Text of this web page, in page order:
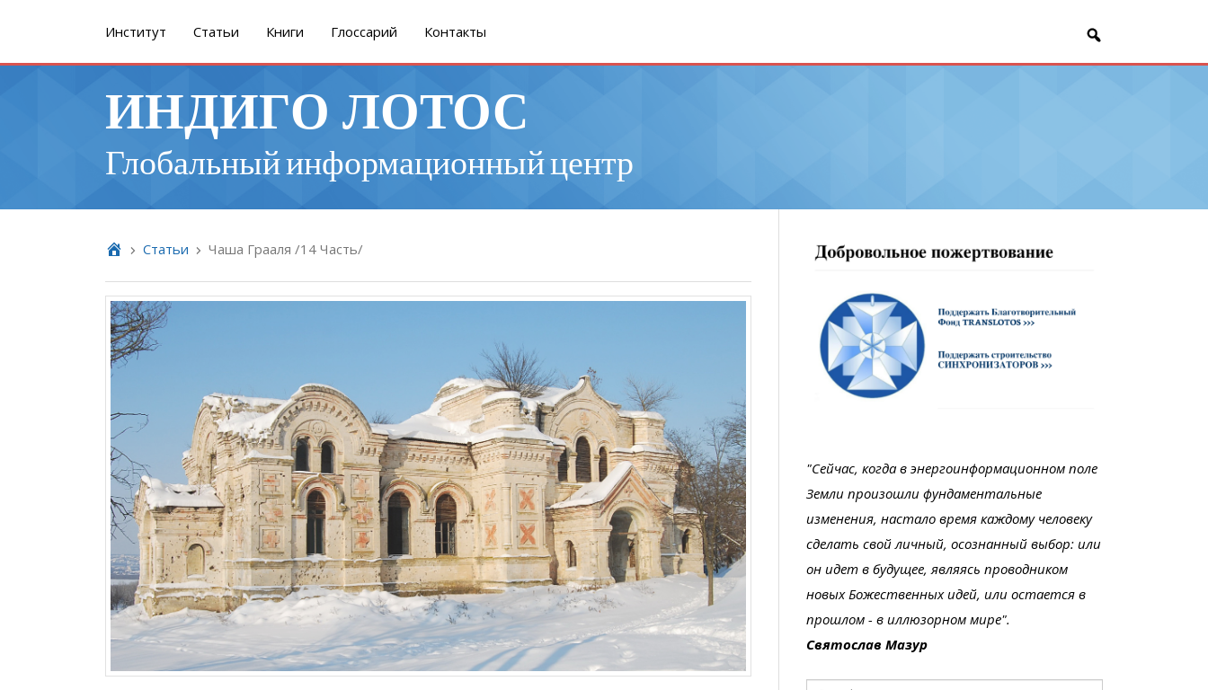
Институт Cтатьи Книги Глоссарий Контакты
ИНДИГО ЛОТОС
Глобальный информационный центр
Cтатьи Чаша Грааля /14 Часть/
"Сейчас, когда в энергоинформационном поле
Земли произошли фундаментальные
изменения, настало время каждому человеку
сделать свой личный, осознанный выбор: или
он идет в будущее, являясь проводником
новых Божественных идей, или остается в
прошлом - в иллюзорном мире".
Святослав Мазур